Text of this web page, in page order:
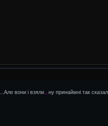
...Але вони і взяли ...ну принаймні так